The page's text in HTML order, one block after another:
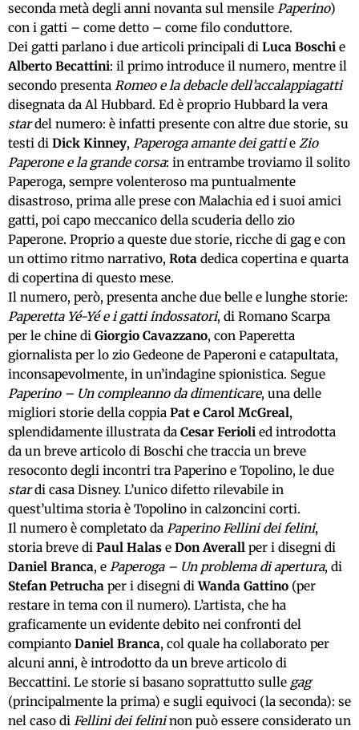
seconda metà degli anni novanta sul mensile Paperino)
con i gatti – come detto – come filo conduttore.
Dei gatti parlano i due articoli principali di Luca Boschi e
Alberto Becattini: il primo introduce il numero, mentre il
secondo presenta Romeo e la debacle dell’accalappiagatti
disegnata da Al Hubbard. Ed è proprio Hubbard la vera
stardel numero: è infatti presente con altre due storie, su
testi di Dick Kinney, Paperoga amante dei gattie Zio
Paperone e la grande corsa: in entrambe troviamo il solito
Paperoga, sempre volenteroso ma puntualmente
disastroso, prima alle prese con Malachia ed i suoi amici
gatti, poi capo meccanico della scuderia dello zio
Paperone. Proprio a queste due storie, ricche di gag e con
un ottimo ritmo narrativo, Rota dedica copertina e quarta
di copertina di questo mese.
Il numero, però, presenta anche due belle e lunghe storie:
Paperetta Yé-Yé e i gatti indossatori, di Romano Scarpa
per le chine di Giorgio Cavazzano, con Paperetta
giornalista per lo zio Gedeone de Paperoni e catapultata,
inconsapevolmente, in un’indagine spionistica. Segue
Paperino – Un compleanno da dimenticare, una delle
migliori storie della coppia Pat e Carol McGreal,
splendidamente illustrata da Cesar Ferioli ed introdotta
da un breve articolo di Boschi che traccia un breve
resoconto degli incontri tra Paperino e Topolino, le due
stardi casa Disney. L’unico difetto rilevabile in
quest’ultima storia è Topolino in calzoncini corti.
Il numero è completato da Paperino Fellini dei felini,
storia breve di Paul Halas e Don Averall per i disegni di
Daniel Branca, e Paperoga – Un problema di apertura, di
Stefan Petrucha per i disegni diWanda Gattino (per
restare in tema con il numero). L’artista, che ha
graficamente un evidente debito nei confronti del
compianto Daniel Branca, col quale ha collaborato per
alcuni anni, è introdotto da un breve articolo di
Beccattini. Le storie si basano soprattutto sulle gag
(principalmente la prima) e sugli equivoci (la seconda): se
nel caso di Fellini dei felininon può essere considerato un